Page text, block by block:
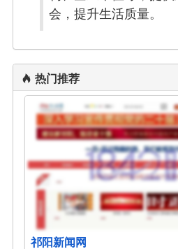
会，提升生活质量。
热门推荐
祁阳新闻网